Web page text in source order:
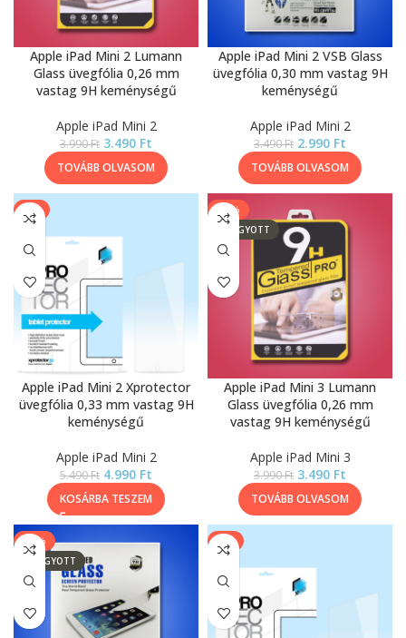
Apple iPad Mini 2 Lumann
Glass üvegfólia 0,26 mm
vastag 9H keménységű
Apple iPad Mini 2
3.990Ft 3.490 Ft
TOVÁBB OLVASOM
Apple iPad Mini 2 VSB Glass
üvegfólia 0,30 mm vastag 9H
keménységű
Apple iPad Mini 2
3.490Ft 2.990 Ft
TOVÁBB OLVASOM
-9%
Apple iPad Mini 2 Xprotector
üvegfólia 0,33 mm vastag 9H
keménységű
Apple iPad Mini 2
5.490Ft 4.990 Ft
KOSÁRBA TESZEM
-13%
ELFOGYOTT
Apple iPad Mini 3 Lumann
Glass üvegfólia 0,26 mm
vastag 9H keménységű
Apple iPad Mini 3
3.990Ft 3.490 Ft
TOVÁBB OLVASOM
-14%
ELFOGYOTT
-9%